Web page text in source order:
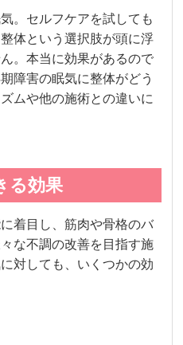
。セルフケアを試しても
体という選択肢が頭に浮
。本当に効果があるので
障害の眠気に整体がどう
ムや他の施術との違いに
る効果
着目し、筋肉や骨格のバ
な不調の改善を目指す施
対しても、いくつかの効